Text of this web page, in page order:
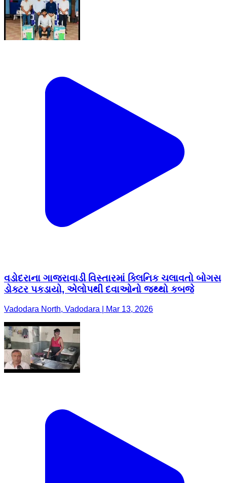
વડોદરાના ગાજરાવાડી વિસ્તારમાં ક્લિનિક ચલાવતો બોગસ
ડોક્ટર પકડાયો, એલોપથી દવાઓનો જથ્થો કબજે
Vadodara North, Vadodara | Mar 13, 2026